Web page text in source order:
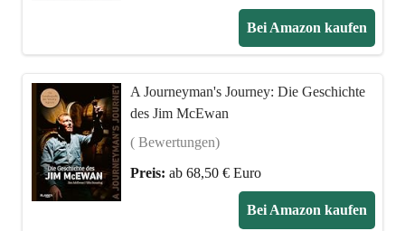
Bei Amazon kaufen
A Journeyman's Journey: Die Geschichte
des Jim McEwan
( Bewertungen)
Preis: ab 68,50 € Euro
Bei Amazon kaufen